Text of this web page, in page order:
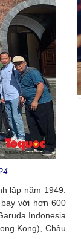
lập năm 1949.
với hơn 600
Indonesia
Kong), Châu